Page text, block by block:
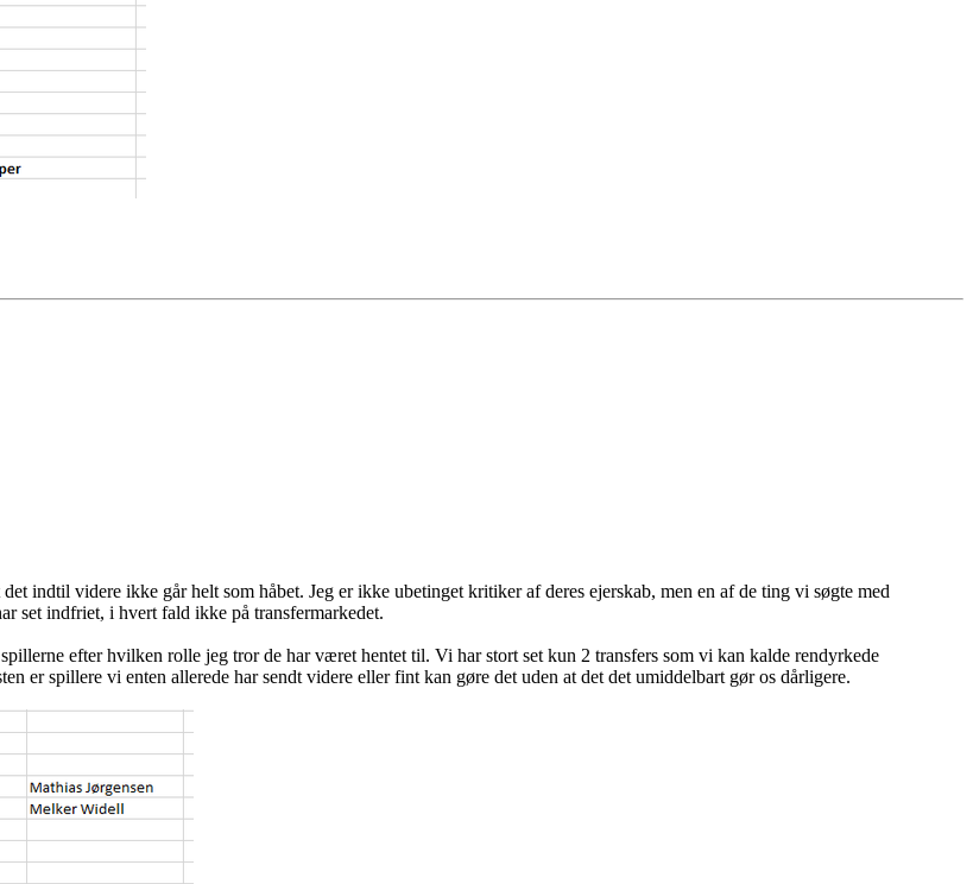
indtil videre ikke går helt som håbet. Jeg er ikke ubetinget kritiker af deres ejerskab, men en af de ting vi søgte med
set indfriet, i hvert fald ikke på transfermarkedet.
efter hvilken rolle jeg tror de har været hentet til. Vi har stort set kun 2 transfers som vi kan kalde rendyrkede
er spillere vi enten allerede har sendt videre eller fint kan gøre det uden at det det umiddelbart gør os dårligere.